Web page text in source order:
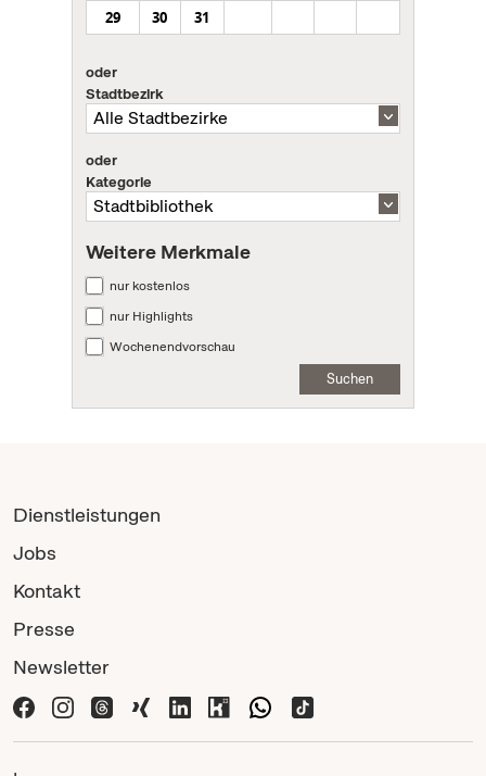
29
30 31
oder
Stadtbezirk
oder
Kategorie
Weitere Merkmale
nur kostenlos
nur Highlights
Wochenendvorschau
Suchen
Dienstleistungen
Jobs
Kontakt
Presse
Newsletter